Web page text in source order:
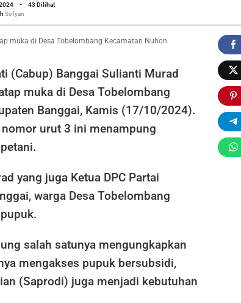
oleh
Sofyan
-
43 Dilihat
Sofyan
muka di Desa Tobelombang Kecamatan Nuhon
(Cabup) Banggai Sulianti Murad
muka di Desa Tobelombang
Banggai, Kamis (17/10/2024).
nomor urut 3 ini menampung
yang juga Ketua DPC Partai
warga Desa Tobelombang
salah satunya mengungkapkan
mengakses pupuk bersubsidi,
(Saprodi) juga menjadi kebutuhan